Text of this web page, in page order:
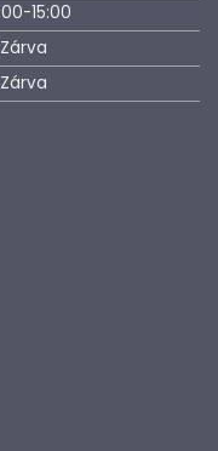
15:00
Zárva
Zárva